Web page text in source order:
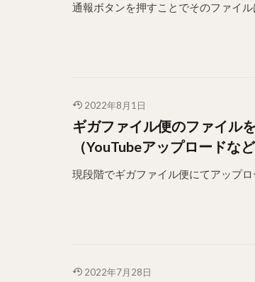
通報ボタンを押すことでそのファイ
2022年8月1日
ギガファイル便のファイル
（YouTubeアップロードな
現段階でギガファイル便にてアップ
2022年7月28日